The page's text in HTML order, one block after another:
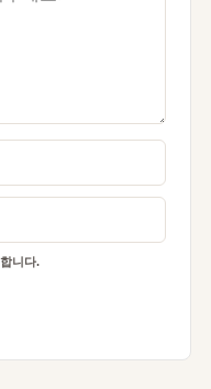
니다.